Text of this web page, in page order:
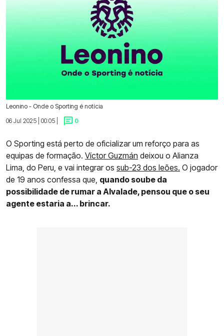
Leonino - Onde o Sporting é notícia
06 Jul 2025 | 00:05 |
0
O Sporting está perto de oficializar um reforço para as
equipas de formação. Víctor Guzmán deixou o Alianza
Lima, do Peru, e vai integrar os sub-23 dos leões. O jogador
de 19 anos confessa que, quando soube da
possibilidade de rumar a Alvalade, pensou que o seu
agente estaria a... brincar.